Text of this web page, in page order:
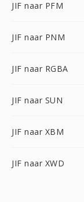
JIF naar PFM
JIF naar PNM
JIF naar RGBA
JIF naar SUN
JIF naar XBM
JIF naar XWD